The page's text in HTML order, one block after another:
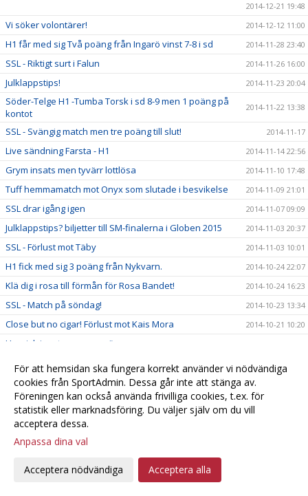
2014-12-21 19:48
Vi söker volontärer! 2014-12-12 11:00
H1 får med sig Två poäng från Ingarö vinst 7-8 i sd 2014-11-28 23:40
SSL - Riktigt surt i Falun 2014-11-26 16:00
Julklappstips! 2014-11-23 20:04
Söder-Telge H1 -Tumba Torsk i sd 8-9 men 1 poäng på
kontot
2014-11-22 13:38
SSL - Svängig match men tre poäng till slut! 2014-11-17
Live sändning Farsta - H1 2014-11-14 22:56
Grym insats men tyvärr lottlösa 2014-11-10 17:48
Tuff hemmamatch mot Onyx som slutade i besvikelse 2014-11-09 21:01
SSL drar igång igen 2014-11-07 09:09
Julklappstips? biljetter till SM-finalerna i Globen 2015 2014-11-03 20:37
SSL - Förlust mot Täby 2014-11-03 10:01
H1 fick med sig 3 poäng från Nykvarn. 2014-10-24 22:07
Klä dig i rosa till förmån för Rosa Bandet! 2014-10-24 16:23
SSL - Match på söndag! 2014-10-23 13:34
Close but no cigar! Förlust mot Kais Mora 2014-10-21 10:20
Heroisk insats gav en poäng
Lagfotografering på gång! 2014-10-18 21:25
H1 räckte inte till mot Strängnäs 6-0 förlust. 2014-10-18 19:22
Damerna tog poäng i Umeå ! 2014-10-17 21:42
Härlig långhelg för damlaget!
Grattis Natta!
Söder-Telge H1 -- Linköping IBK Ungdom 7 - 6
För att hemsidan ska fungera korrekt använder vi nödvändiga
cookies från SportAdmin. Dessa går inte att stänga av.
Föreningen kan också använda frivilliga cookies, t.ex. för
statistik eller marknadsföring. Du väljer själv om du vill
acceptera dessa.
Anpassa dina val
Acceptera nödvändiga Acceptera alla